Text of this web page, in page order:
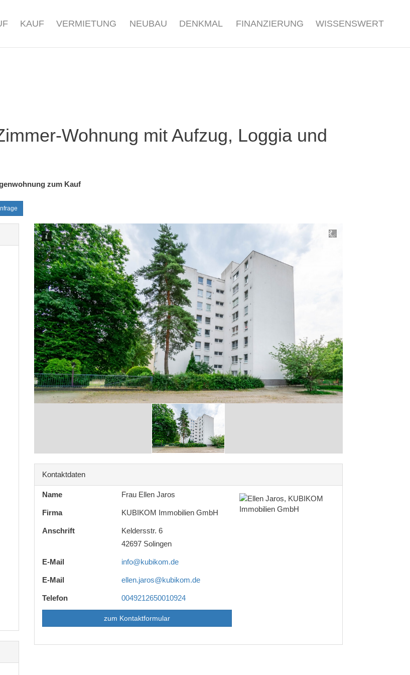
KAUF VERMIETUNG NEUBAU DENKMAL FINANZIERUNG WISSENSWERT
Wohnung mit Aufzug, Loggia und
zum Kauf
Kontaktdaten
Name Frau Ellen Jaros
Firma KUBIKOM Immobilien GmbH
Anschrift
Keldersstr. 6
42697 Solingen
E-Mail info@kubikom.de
E-Mail ellen.jaros@kubikom.de
Telefon 0049212650010924
zum Kontaktformular